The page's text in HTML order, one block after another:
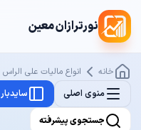
نورترازان معین
خانه
انواع مالیات علی الراس
منوی اصلی
سایدبار
جستجوی پیشرفته